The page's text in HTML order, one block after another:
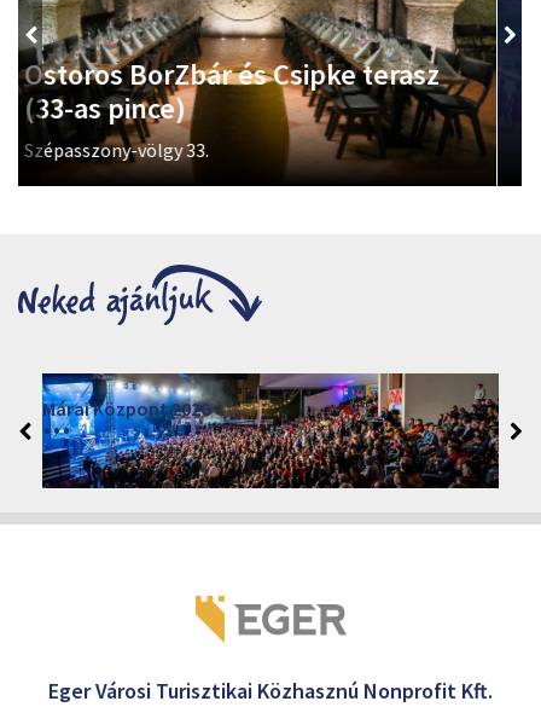
Termálfürdő
Az ország egyik legszebb városi strandja, 3 bejárattal, 5
hektáros területtel, 13 medencével és ezernyi élménnyel.
Petőfi tér 2.
Moziműsor
2026
Cinema Agria, Eger 3300, Törvényház utca 4.
Eger Városi Turisztikai Közhasznú Nonprofit Kft.